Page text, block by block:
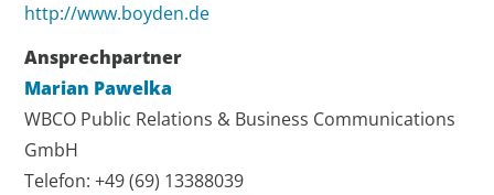
http://www.boyden.de
Ansprechpartner
Marian Pawelka
WBCO Public Relations & Business Communications
GmbH
Telefon: +49 (69) 13388039